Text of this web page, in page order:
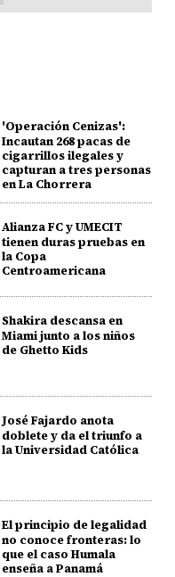
'Operación Cenizas':
Incautan 268 pacas de
cigarrillos ilegales y
capturan a tres personas
en La Chorrera
Alianza FC y UMECIT
tienen duras pruebas en
la Copa
Centroamericana
Shakira descansa en
Miami junto a los niños
de Ghetto Kids
José Fajardo anota
doblete y da el triunfo a
la Universidad Católica
El principio de legalidad
no conoce fronteras: lo
que el caso Humala
enseña a Panamá